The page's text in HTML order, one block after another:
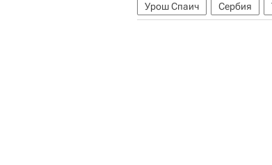
Урош Спаич Сербия